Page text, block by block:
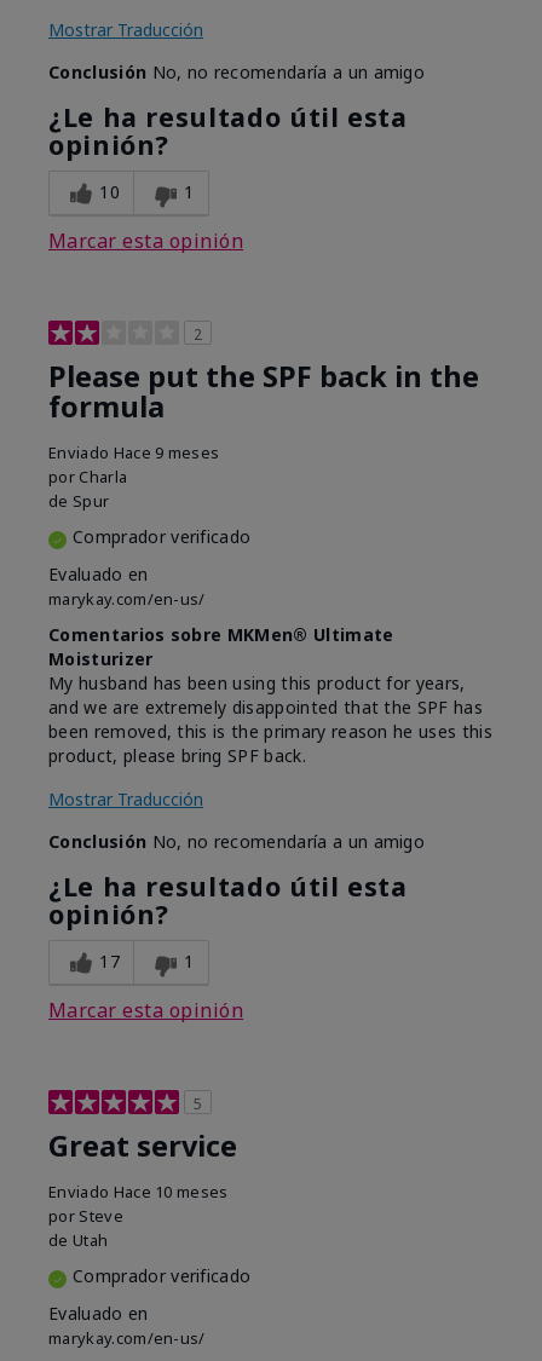
Mostrar Traducción
Conclusión No, no recomendaría a un amigo
¿Le ha resultado útil esta
opinión?
10 1
Marcar esta opinión
2
Please put the SPF back in the
formula
Enviado Hace 9 meses
por Charla
de Spur
Comprador verificado
Evaluado en
marykay.com/en-us/
Comentarios sobre MKMen® Ultimate
Moisturizer
My husband has been using this product for years,
and we are extremely disappointed that the SPF has
been removed, this is the primary reason he uses this
product, please bring SPF back.
Mostrar Traducción
Conclusión No, no recomendaría a un amigo
¿Le ha resultado útil esta
opinión?
17 1
Marcar esta opinión
5
Great service
Enviado Hace 10 meses
por Steve
de Utah
Comprador verificado
Evaluado en
marykay.com/en-us/